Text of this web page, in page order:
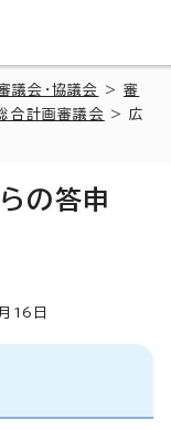
議会・協議会 >審
合計画審議会
> 広
の答申
16 日